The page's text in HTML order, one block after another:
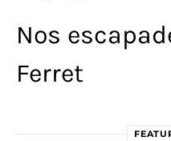
Nos
Ferret